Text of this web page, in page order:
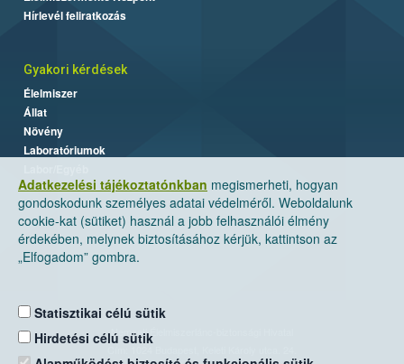
Adatkezelési tájékoztatónkban megismerheti, hogyan
gondoskodunk személyes adatai védelméről. Weboldalunk
cookie-kat (sütiket) használ a jobb felhasználói élmény
érdekében, melynek biztosításához kérjük, kattintson az
„Elfogadom” gombra.
Statisztikai célú sütik
Hirdetési célú sütik
Hírlevél feliratkozás
Gyakori kérdések
Élelmiszer
Állat
Növény
Laboratóriumok
Nemzeti Élelmiszerlánc-biztonsági Hivatal